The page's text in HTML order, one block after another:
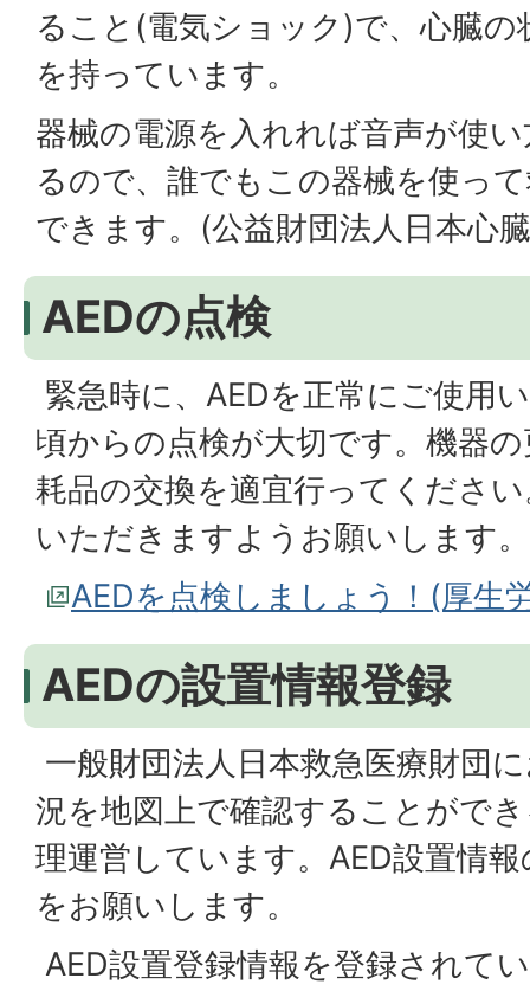
ること(電気ショック)で、心臓の
を持っています。
器械の電源を入れれば音声が使
るので、誰でもこの器械を使っ
できます。(公益財団法人日本心
AEDの点検
緊急時に、AEDを正常にご使用
頃からの点検が大切です。機器
耗品の交換を適宜行ってくださ
いただきますようお願いします。
AEDを点検しましょう！(厚生
AEDの設置情報登録
一般財団法人日本救急医療財団
況を地図上で確認することがで
理運営しています。AED設置情
をお願いします。
AED設置登録情報を登録されて